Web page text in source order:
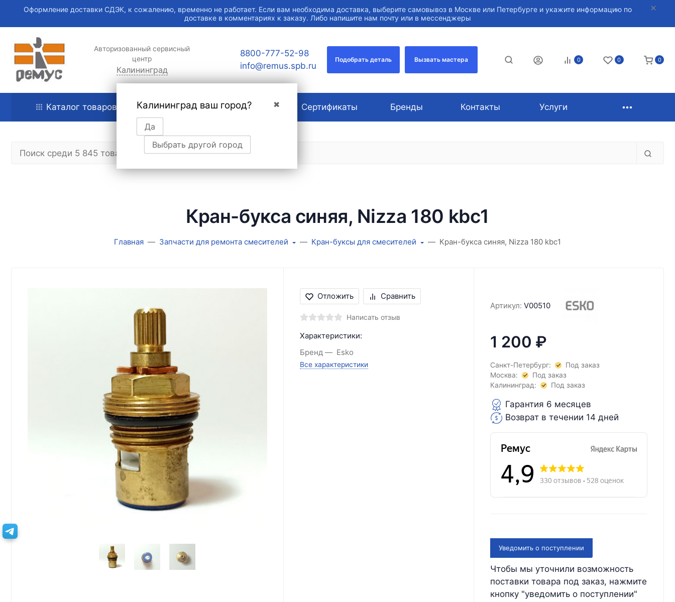
Оформление доставки СДЭК, к сожалению, временно не работает. Если вам необходима доставка, выберите самовывоз в Москве или Петербурге и укажите информацию по
доставке в комментариях к заказу. Либо напишите нам почту или в мессенджеры
Авторизованный сервисный
центр
Калининград
✖
Калининград ваш город?
Да
Выбрать другой город
8800-777-52-98
info@remus.spb.ru
Подобрать деталь Вызвать мастера 0 0 0
Каталог товаров Главная О компании Сертификаты Бренды Контакты Услуги
Кран-букса синяя, Nizza 180 kbc1
Главная Запчасти для ремонта смесителей Кран-буксы для смесителей Кран-букса синяя, Nizza 180 kbc1
Отложить Сравнить
Написать отзыв
Характеристики:
Бренд
Esko
Все характеристики
Артикул: V00510
1 200 ₽
Санкт-Петербург:
Под заказ
Москва:
Под заказ
Калининград:
Под заказ
Гарантия 6 месяцев
Возврат в течении 14 дней
Уведомить о поступлении
Чтобы мы уточнили возможность
поставки товара под заказ, нажмите
кнопку "уведомить о поступлении"